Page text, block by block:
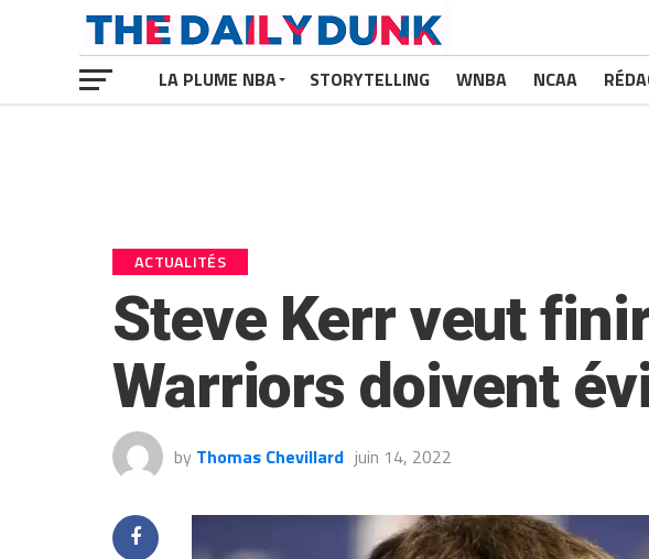
LA PLUME NBA STORYTELLING WNBA NCAA
ACTUALITÉS
Steve Kerr veut
Warriors doivent
by Thomas Chevillard juin 14, 2022